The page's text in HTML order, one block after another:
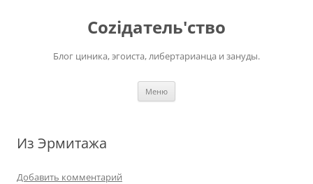
Соziдатель'ство
Блог циника, эгоиста, либертарианца и зануды.
Меню
Из Эрмитажа
Добавить комментарий